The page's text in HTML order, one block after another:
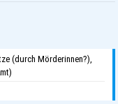
(durch Mörderinnen?),